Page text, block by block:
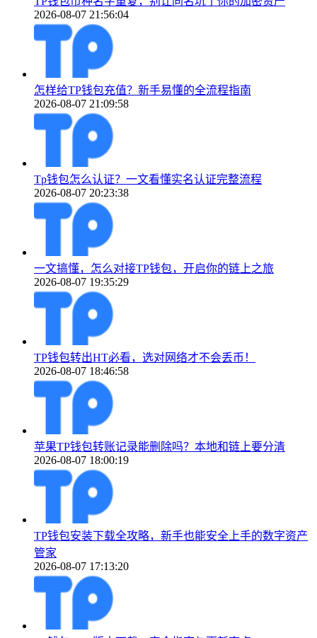
2026-08-07 21:56:04
怎样给TP钱包充值？新手易懂的全流程指南
2026-08-07 21:09:58
Tp钱包怎么认证？一文看懂实名认证完整流程
2026-08-07 20:23:38
一文搞懂，怎么对接TP钱包，开启你的链上之旅
2026-08-07 19:35:29
TP钱包转出HT必看，选对网络才不会丢币！
2026-08-07 18:46:58
苹果TP钱包转账记录能删除吗？本地和链上要分清
2026-08-07 18:00:19
TP钱包安装下载全攻略，新手也能安全上手的数字资产
管家
2026-08-07 17:13:20